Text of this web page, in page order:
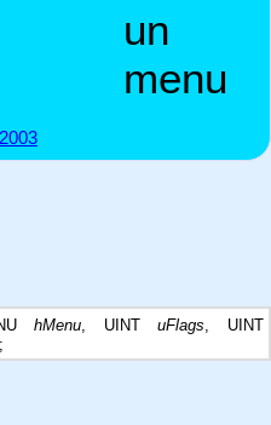
un
menu
hMenu, UINTuFlags, UINT